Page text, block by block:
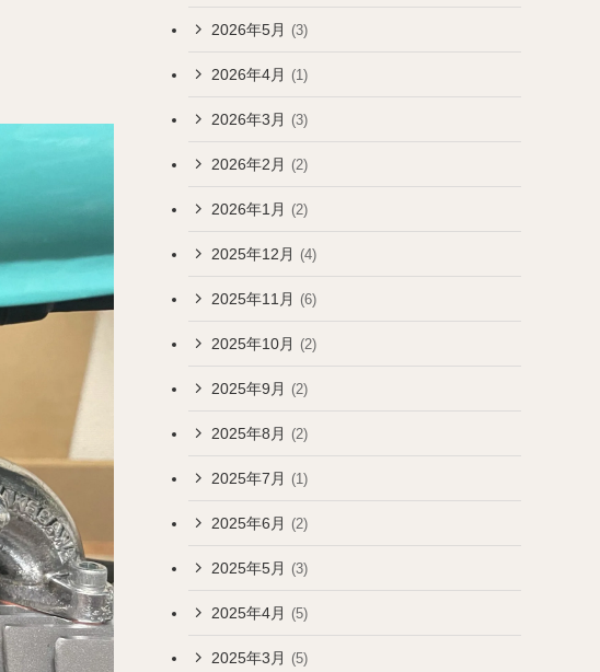
2026年5月 (3)
2026年4月 (1)
2026年3月 (3)
2026年2月 (2)
2026年1月 (2)
2025年12月 (4)
2025年11月 (6)
2025年10月 (2)
2025年9月 (2)
2025年8月 (2)
2025年7月 (1)
2025年6月 (2)
2025年5月 (3)
2025年4月 (5)
2025年3月 (5)